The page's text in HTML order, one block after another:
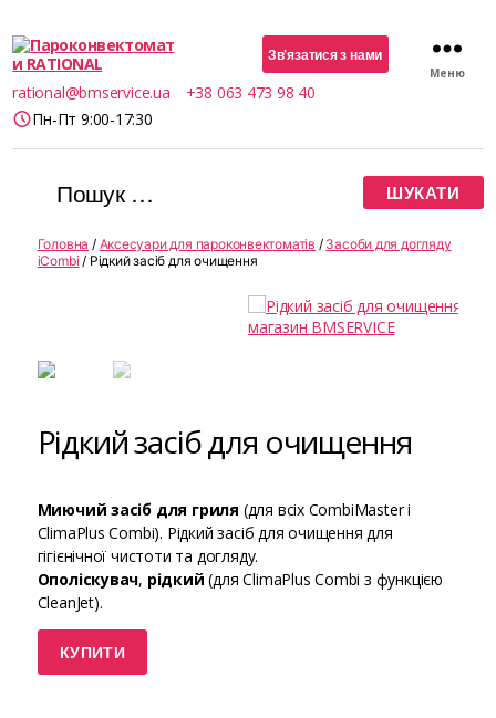
Пароконвектомати
RATIONAL
Зв’язатися з нами
rational@bmservice.ua
+38 063 473 98 40
Пн-Пт 9:00-17:30
Меню
Шукати:
Головна / Аксесуари для пароконвектоматів / Засоби для догляду
iCombi / Рідкий засіб для очищення
Рідкий засіб для очищення
Миючий засіб для гриля (для всіх CombiMaster і
ClimaPlus Combi). Рідкий засіб для очищення для
гігієнічної чистоти та догляду.
Ополіскувач, рідкий (для ClimaPlus Combi з функцією
CleanJet).
КУПИТИ